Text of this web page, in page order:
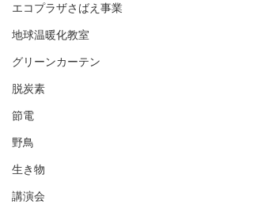
エコプラザさばえ事業
地球温暖化教室
グリーンカーテン
脱炭素
節電
野鳥
生き物
講演会